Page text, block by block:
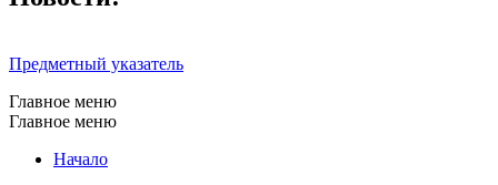
Предметный указатель
Главное меню
Главное меню
Начало